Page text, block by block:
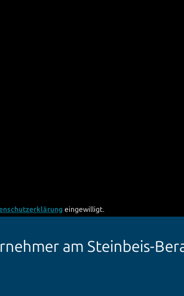
eingewilligt.
am Steinbeis-